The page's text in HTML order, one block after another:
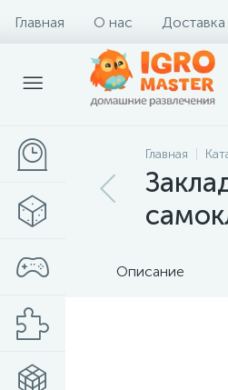
Главная О нас
Главная
Описание